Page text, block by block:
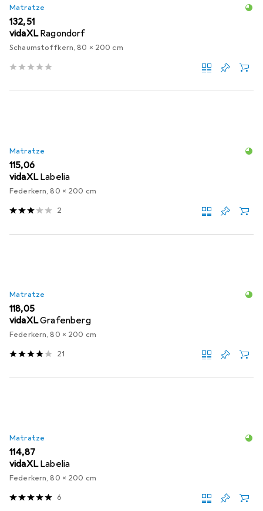
Matratze
EUR
132,51
vidaXL Ragondorf
Schaumstoffkern, 80 x 200 cm
Matratze
EUR
115,06
vidaXL Labelia
Federkern, 80 x 200 cm
2
Matratze
EUR
118,05
vidaXLGrafenberg
Federkern, 80 x 200 cm
21
Matratze
EUR
114,87
vidaXL Labelia
Federkern, 80 x 200 cm
6